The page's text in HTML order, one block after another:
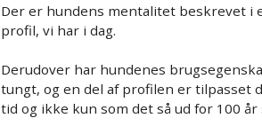
Der er hundens mentalitet beskrevet i
profil, vi har i dag.
Derudover har hundenes
tungt, og en del af profilen er tilpasset
tid og ikke kun som det så ud for 100 år